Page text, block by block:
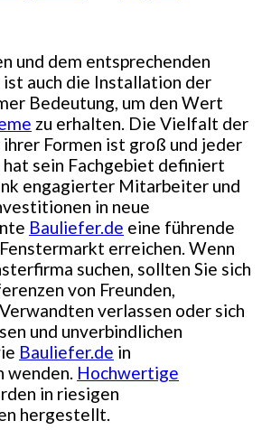
und dem entsprechenden
auch die Installation der
Bedeutung, um den Wert
zu erhalten. Die Vielfalt der
ihrer Formen ist groß und jeder
sein Fachgebiet definiert
engagierter Mitarbeiter und
in neue
Bauliefer.de eine führende
erreichen. Wenn
suchen, sollten Sie sich
von Freunden,
verlassen oder sich
und unverbindlichen
Bauliefer.de in
wenden. Hochwertige
in riesigen
hergestellt.